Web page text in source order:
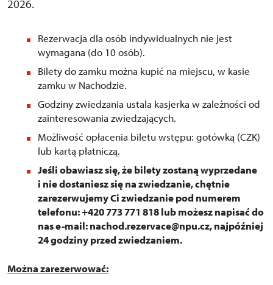
2026.
Rezerwacja dla osób indywidualnych nie jest
wymagana (do 10 osób).
Bilety do zamku można kupić na miejscu, w kasie
zamku w Nachodzie.
Godziny zwiedzania ustala kasjerka w zależności od
zainteresowania zwiedzających.
Możliwość opłacenia biletu wstępu: gotówką (CZK)
lub kartą płatniczą.
Jeśli obawiasz się, że bilety zostaną wyprzedane
i nie dostaniesz się na zwiedzanie, chętnie
zarezerwujemy Ci zwiedzanie pod numerem
telefonu: +420 773 771 818 lub możesz napisać do
nas e-mail: nachod.rezervace@npu.cz, najpóźniej
24 godziny przed zwiedzaniem.
Można zarezerwować: